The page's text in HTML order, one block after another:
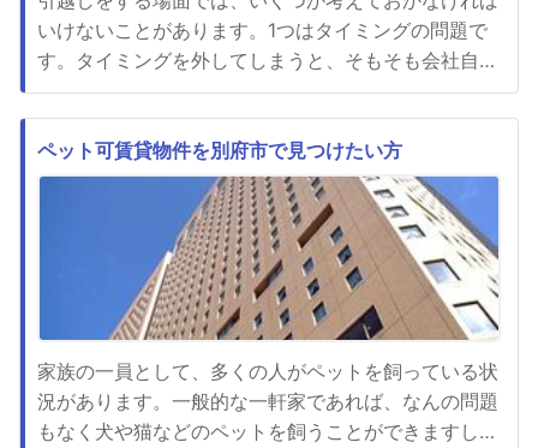
いけないことがあります。1つはタイミングの問題で
す。タイミングを外してしまうと、そもそも会社自体
を手配することができない可能性がある特に、例年2
月の終わりから4月の前半にかけては非常に繁忙期と
言われる位忙しく、会社を手配するのも難しいでしょ
う。手配できたとしても、それほど良い会社でない場
合や、あるいはやたらと料...
ペット可賃貸物件を別府市で見つけたい方
家族の一員として、多くの人がペットを飼っている状
況があります。一般的な一軒家であれば、なんの問題
もなく犬や猫などのペットを飼うことができますし、